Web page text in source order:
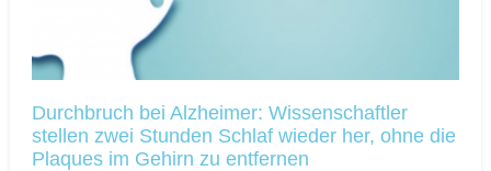
Durchbruch bei Alzheimer: Wissenschaftler
stellen zwei Stunden Schlaf wieder her, ohne die
Plaques im Gehirn zu entfernen